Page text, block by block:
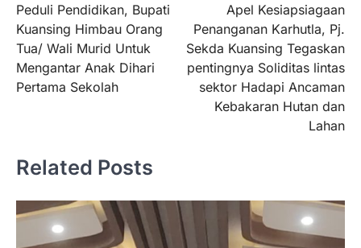
Peduli Pendidikan, Bupati
Kuansing Himbau Orang
Tua/ Wali Murid Untuk
Mengantar Anak Dihari
Pertama Sekolah
Apel Kesiapsiagaan
Penanganan Karhutla, Pj.
Sekda Kuansing Tegaskan
pentingnya Soliditas lintas
sektor Hadapi Ancaman
Kebakaran Hutan dan
Lahan
Related Posts